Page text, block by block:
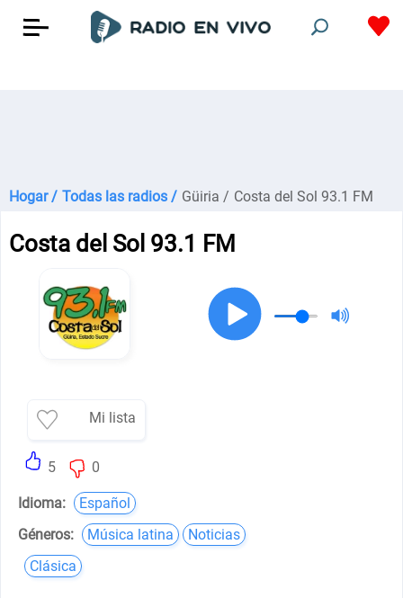
Hogar / Todas las radios / Güiria / Costa del Sol 93.1 FM
Costa del Sol 93.1 FM
Mi lista
5 0
Idioma:
Español
Géneros:
Música latina
Noticias
Clásica